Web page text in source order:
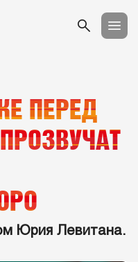
ПЕРЕД
Юрия Левитана.